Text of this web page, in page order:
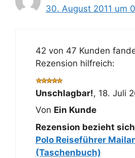
30. August 2011 um
42 von 47 Kunden
Rezension hilfreich:
Unschlagbar!, 18. Juli
Von Ein Kunde
Rezension bezieht
Polo Reiseführer
(Taschenbuch)